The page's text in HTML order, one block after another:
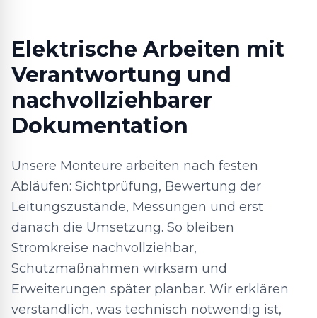
Elektrische Arbeiten mit
Verantwortung und
nachvollziehbarer
Dokumentation
Unsere Monteure arbeiten nach festen
Abläufen: Sichtprüfung, Bewertung der
Leitungszustände, Messungen und erst
danach die Umsetzung. So bleiben
Stromkreise nachvollziehbar,
Schutzmaßnahmen wirksam und
Erweiterungen später planbar. Wir erklären
verständlich, was technisch notwendig ist,